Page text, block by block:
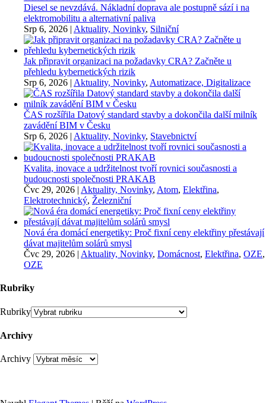
Diesel se nevzdává. Nákladní doprava ale postupně sází i na
elektromobilitu a alternativní paliva
Srp 6, 2026 | Aktuality, Novinky, Silniční
Jak připravit organizaci na požadavky CRA? Začněte u
přehledu kybernetických rizik
Srp 6, 2026 | Aktuality, Novinky, Automatizace, Digitalizace
ČAS rozšířila Datový standard stavby a dokončila další milník
zavádění BIM v Česku
Srp 6, 2026 | Aktuality, Novinky, Stavebnictví
Kvalita, inovace a udržitelnost tvoří rovnici současnosti a
budoucnosti společnosti PRAKAB
Čvc 29, 2026 | Aktuality, Novinky, Atom, Elektřina,
Elektrotechnický, Železniční
Nová éra domácí energetiky: Proč fixní ceny elektřiny přestávají
dávat majitelům solárů smysl
Čvc 29, 2026 | Aktuality, Novinky, Domácnost, Elektřina, OZE,
OZE
Rubriky
Rubriky
Archivy
Archivy